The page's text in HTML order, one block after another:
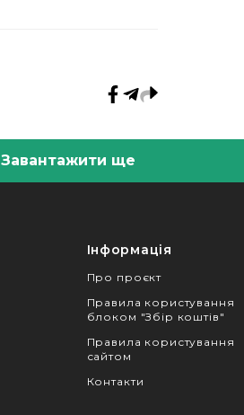
Завантажити ще
Інформація
Про проєкт
Правила користування
блоком "Збір коштів"
Правила користування
сайтом
Контакти